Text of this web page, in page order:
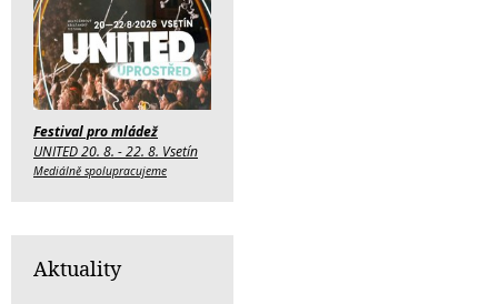
Festival pro mládež
UNITED 20. 8. - 22. 8. Vsetín
Mediálně spolupracujeme
Aktuality